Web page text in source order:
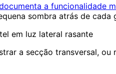
a funcionalidade
sombra atrás de
em luz lateral rasante
a secção transversal,